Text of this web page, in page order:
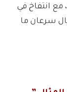
انتفاخ في
سرعان ما